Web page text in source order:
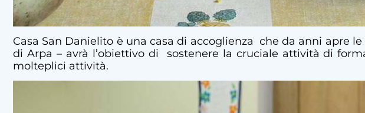
Casa San Danielito è una casa di accoglienza che da anni apre
di Arpa – avrà l’obiettivo di sostenere la cruciale attività di
molteplici attività.